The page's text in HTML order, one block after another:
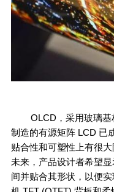
OLCD，采用玻璃基
制造的有源矩阵 LCD 已
贴合性和可塑性上有很大
未来，产品设计者希望
间并贴合其形状，以便